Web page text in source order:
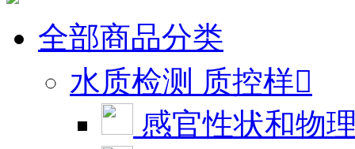
全部商品分类
水质检测 质控样
感官性状和物